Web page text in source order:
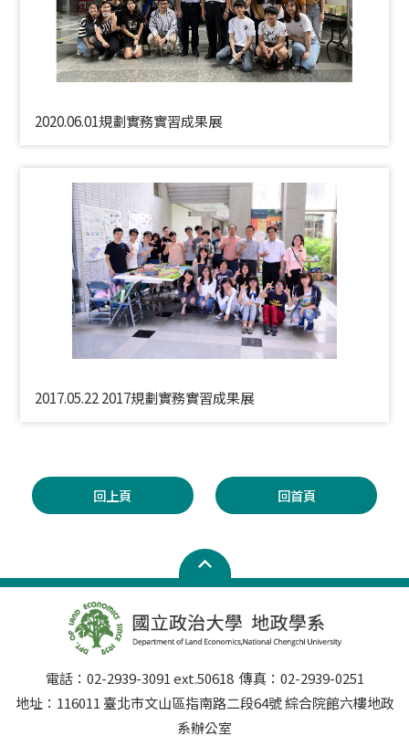
2020.06.01規劃實務實習成果展
2017.05.22 2017規劃實務實習成果展
回上頁 回首頁
電話：02-2939-3091 ext.50618 傳真：02-2939-0251
地址：116011 臺北市文山區指南路二段64號 綜合院館六樓地政
系辦公室